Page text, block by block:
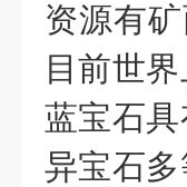
资源有
目前世
蓝宝石
异宝石